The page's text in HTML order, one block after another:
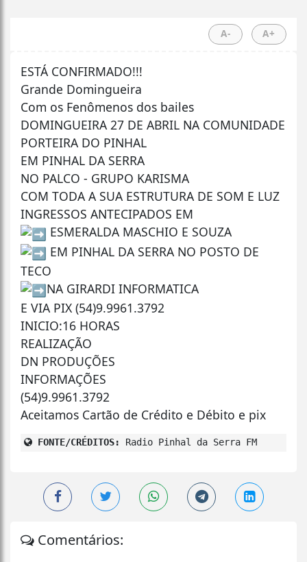
A- A+
ESTÁ CONFIRMADO!!!
Grande Domingueira
Com os Fenômenos dos bailes
DOMINGUEIRA 27 DE ABRIL NA COMUNIDADE
PORTEIRA DO PINHAL
EM PINHAL DA SERRA
NO PALCO - GRUPO KARISMA
COM TODA A SUA ESTRUTURA DE SOM E LUZ
INGRESSOS ANTECIPADOS EM
ESMERALDA MASCHIO E SOUZA
EM PINHAL DA SERRA NO POSTO DE
TECO
NA GIRARDI INFORMATICA
E VIA PIX (54)9.9961.3792
INICIO:16 HORAS
REALIZAÇÃO
DN PRODUÇÕES
INFORMAÇÕES
(54)9.9961.3792
Aceitamos Cartão de Crédito e Débito e pix
FONTE/CRÉDITOS: Radio Pinhal da Serra FM
Comentários: